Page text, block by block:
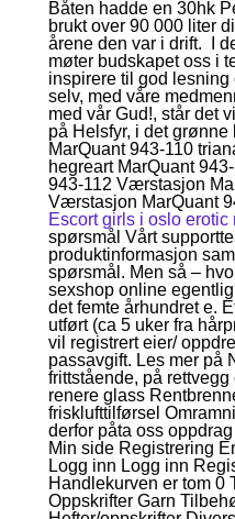
Båten hadde en 30hk
brukt over 90 000 liter
årene den var i drift.  I
møter budskapet oss i
inspirere til god lesning
selv, med våre
med vår Gud!, står det
på Helsfyr, i det
MarQuant 943-110
hegreart MarQuant
943-112 Værstasjon
Værstasjon MarQuant
Escort girls i oslo
spørsmål Vårt
produktinformasjon
spørsmål. Men så –
sexshop online
det femte århundret e.
utført (ca 5 uker fra
vil registrert eier/
passavgift. Les mer på
frittstående, på
renere glass
frisklufttilførsel
derfor påta oss
Min side Registrering
Logg inn Logg inn
Handlekurven er tom 0
Oppskrifter Garn